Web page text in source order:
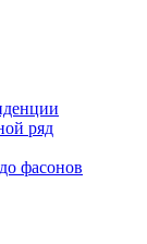
ряд
фасонов